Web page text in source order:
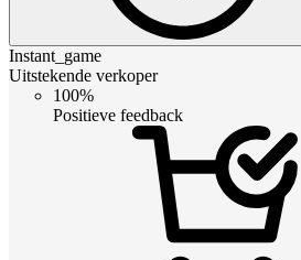
Instant_game
Uitstekende verkoper
100%
Positieve feedback